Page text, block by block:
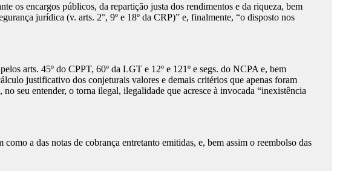
os encargos públicos, da repartição justa dos rendimentos e da riqueza, bem
jurídica (v. arts. 2°, 9º e 18º da CRP)” e, finalmente, “o disposto nos
arts. 45º do CPPT, 60º da LGT e 12º e 121º e segs. do NCPA e, bem
justificativo dos conjeturais valores e demais critérios que apenas foram
seu entender, o torna ilegal, ilegalidade que acresce à invocada “inexistência
a das notas de cobrança entretanto emitidas, e, bem assim o reembolso das